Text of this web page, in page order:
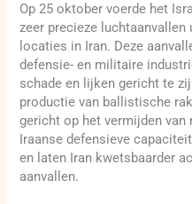
Op 25 oktober voerde het
zeer precieze
locaties in Iran. Deze
defensie- en militaire
schade en lijken gericht te
productie van ballistische
gericht op het vermijden van
Iraanse defensieve
en laten Iran kwetsbaarder
aanvallen.